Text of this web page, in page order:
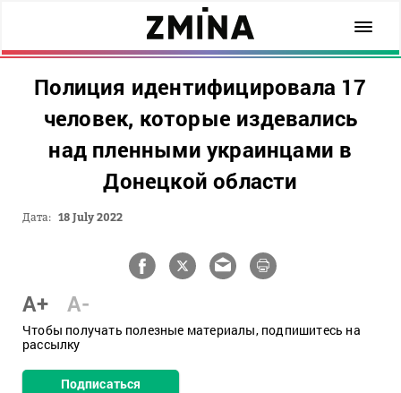
Полиция идентифицировала 17
человек, которые издевались
над пленными украинцами в
Донецкой области
Дата: 18 July 2022
A+ A-
Чтобы получать полезные материалы, подпишитесь на
рассылку
Подписаться